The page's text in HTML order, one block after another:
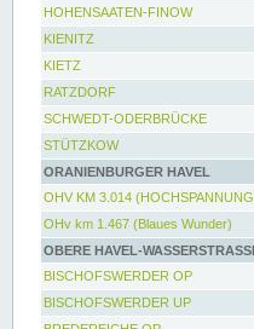
HOHENSAATEN-FINOW
KIENITZ
KIETZ
RATZDORF
SCHWEDT-ODERBRÜCKE
STÜTZKOW
ORANIENBURGER HAVEL
OHV KM 3.014
OHv km 1.467 (Blaues Wunder)
OBERE HAVEL-
BISCHOFSWERDER OP
BISCHOFSWERDER UP